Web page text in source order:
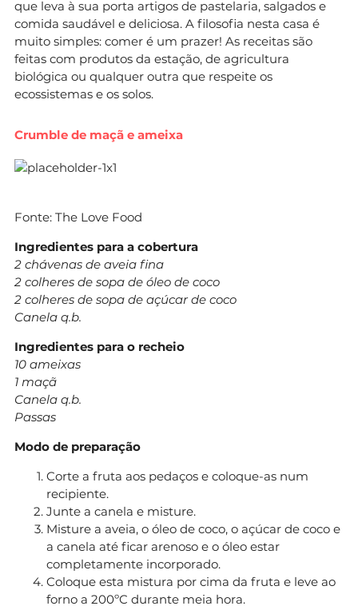
que leva à sua porta artigos de pastelaria, salgados e
comida saudável e deliciosa. A filosofia nesta casa é
muito simples: comer é um prazer! As receitas são
feitas com produtos da estação, de agricultura
biológica ou qualquer outra que respeite os
ecossistemas e os solos.
Crumble de maçã e ameixa
Fonte: The Love Food
Ingredientes para a cobertura
2 chávenas de aveia fina
2 colheres de sopa de óleo de coco
2 colheres de sopa de açúcar de coco
Canela q.b.
Ingredientes para o recheio
10 ameixas
1 maçã
Canela q.b.
Passas
Modo de preparação
Corte a fruta aos pedaços e coloque-as num
recipiente.
Junte a canela e misture.
Misture a aveia, o óleo de coco, o açúcar de coco e
a canela até ficar arenoso e o óleo estar
completamente incorporado.
Coloque esta mistura por cima da fruta e leve ao
forno a 200ºC durante meia hora.